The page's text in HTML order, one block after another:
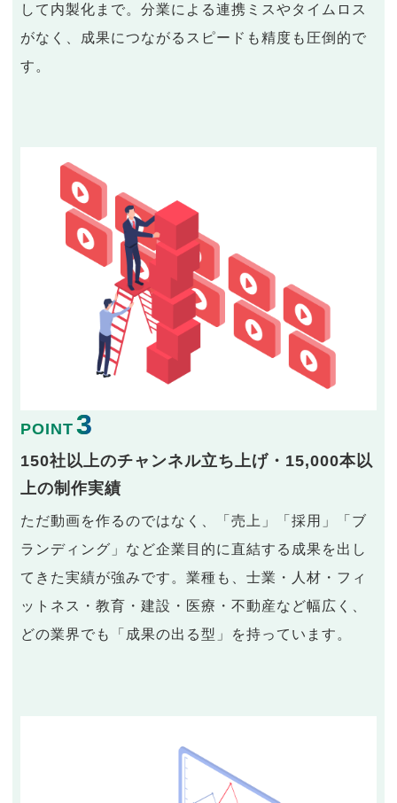
して内製化まで。分業による連携ミスやタイムロス
がなく、成果につながるスピードも精度も圧倒的で
す。
POINT 3
150社以上のチャンネル立ち上げ・15,000本以
上の制作実績
ただ動画を作るのではなく、「売上」「採用」「ブ
ランディング」など企業目的に直結する成果を出し
てきた実績が強みです。業種も、士業・人材・フィ
ットネス・教育・建設・医療・不動産など幅広く、
どの業界でも「成果の出る型」を持っています。